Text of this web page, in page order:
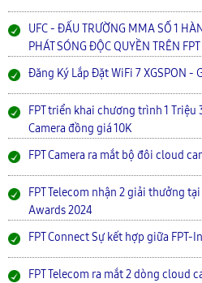
UFC - ĐẤU TRƯỜNG MMA SỐ 1
PHÁT SÓNG ĐỘC QUYỀN TRÊN FPT
Đăng Ký Lắp Đặt WiFi 7 XGSPON -
FPT triển khai chương trình 1
Camera đồng giá 10K
FPT Camera ra mắt bộ đôi cloud
FPT Telecom nhận 2 giải thưởng
Awards 2024
FPT Connect Sự kết hợp giữa FPT-
FPT Telecom ra mắt 2 dòng cloud